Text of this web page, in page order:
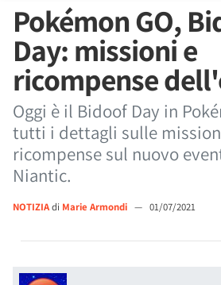
Pokémon GO,
Day: missioni e
ricompense
Oggi è il Bidoof Day in
tutti i dettagli sulle
ricompense sul nuovo
Niantic.
NOTIZIAdi Marie Armondi — 01/07/2021